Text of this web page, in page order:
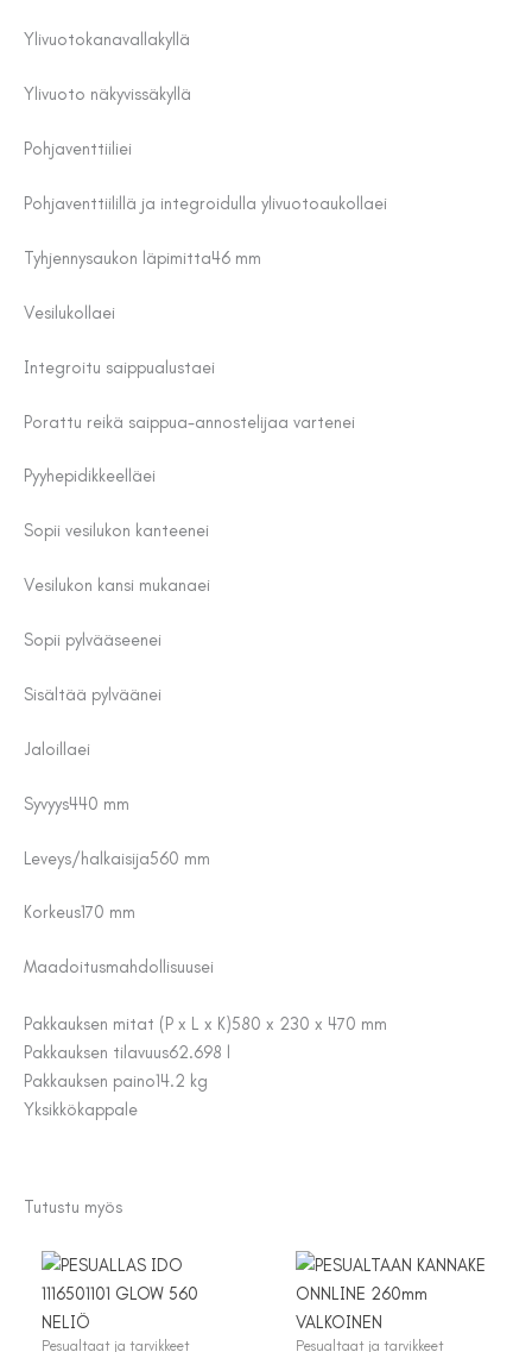
Ylivuotokanavallakyllä
Ylivuoto näkyvissäkyllä
Pohjaventtiiliei
Pohjaventtiilillä ja integroidulla ylivuotoaukollaei
Tyhjennysaukon läpimitta46 mm
Vesilukollaei
Integroitu saippualustaei
Porattu reikä saippua-annostelijaa vartenei
Pyyhepidikkeelläei
Sopii vesilukon kanteenei
Vesilukon kansi mukanaei
Sopii pylvääseenei
Sisältää pylväänei
Jaloillaei
Syvyys440 mm
Leveys/halkaisija560 mm
Korkeus170 mm
Maadoitusmahdollisuusei
Pakkauksen mitat (P x L x K)580 x 230 x 470 mm
Pakkauksen tilavuus62.698 l
Pakkauksen paino14.2 kg
Yksikkökappale
Tutustu myös
Pesualtaat ja tarvikkeet Pesualtaat ja tarvikkeet